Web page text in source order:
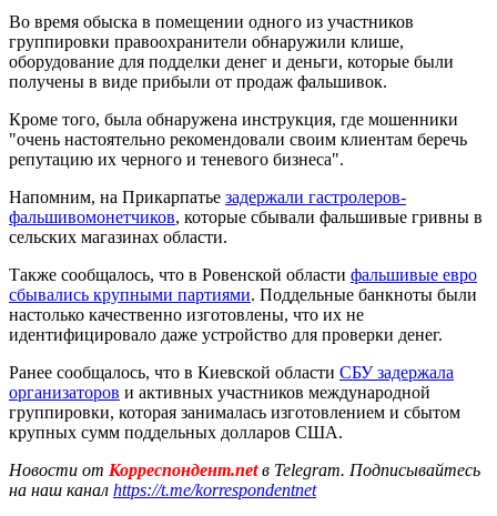
Во время обыска в помещении одного из участников
группировки правоохранители обнаружили клише,
оборудование для подделки денег и деньги, которые были
получены в виде прибыли от продаж фальшивок.
Кроме того, была обнаружена инструкция, где мошенники
"очень настоятельно рекомендовали своим клиентам беречь
репутацию их черного и теневого бизнеса".
Напомним, на Прикарпатье задержали гастролеров-
фальшивомонетчиков, которые сбывали фальшивые гривны в
сельских магазинах области.
Также сообщалось, что в Ровенской области фальшивые евро
сбывались крупными партиями. Поддельные банкноты были
настолько качественно изготовлены, что их не
идентифицировало даже устройство для проверки денег.
Ранее сообщалось, что в Киевской области СБУ задержала
организаторов и активных участников международной
группировки, которая занималась изготовлением и сбытом
крупных сумм поддельных долларов США.
Новости от Корреспондент.netв Telegram. Подписывайтесь
на наш канал https://t.me/korrespondentnet